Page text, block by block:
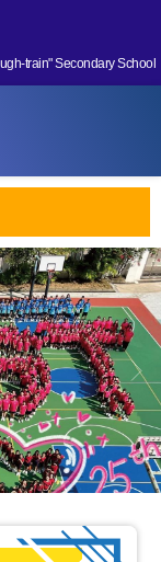
train" Secondary School